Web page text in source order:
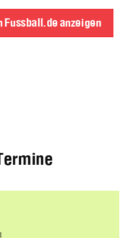
Fussball.de anzeigen